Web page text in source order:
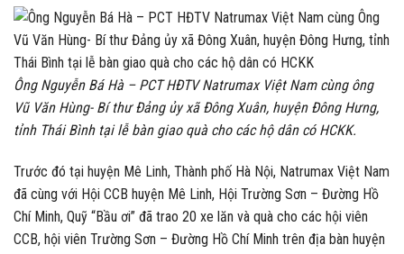
Ông Nguyễn Bá Hà – PCT HĐTV Natrumax Việt Nam cùng ông
Vũ Văn Hùng- Bí thư Đảng ủy xã Đông Xuân, huyện Đông Hưng,
tỉnh Thái Bình tại lễ bàn giao quà cho các hộ dân có HCKK.
Trước đó tại huyện Mê Linh, Thành phố Hà Nội, Natrumax Việt Nam
đã cùng với Hội CCB huyện Mê Linh, Hội Trường Sơn – Đường Hồ
Chí Minh, Quỹ “Bầu ơi” đã trao 20 xe lăn và quà cho các hội viên
CCB, hội viên Trường Sơn – Đường Hồ Chí Minh trên địa bàn huyện